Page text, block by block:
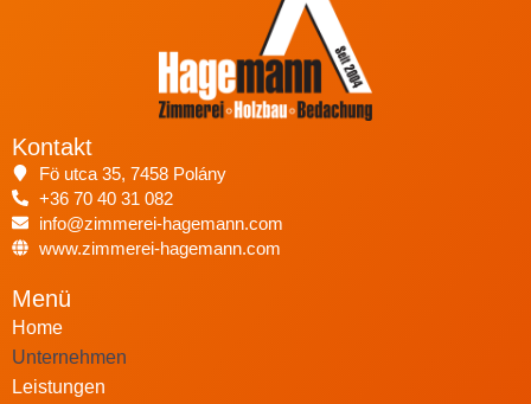
Kontakt
Fö utca 35, 7458 Polány
+36 70 40 31 082
info@zimmerei-hagemann.com
www.zimmerei-hagemann.com
Menü
Home
Unternehmen
Leistungen